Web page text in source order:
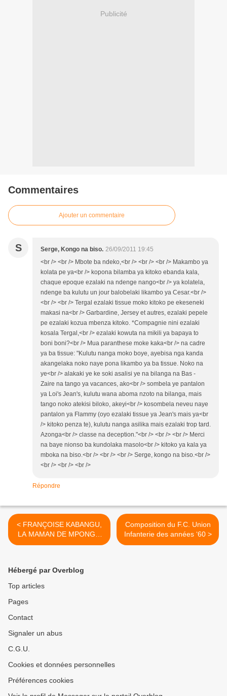
Publicité
Commentaires
Ajouter un commentaire
S Serge, Kongo na biso. 26/09/2011 19:45
<br /> <br /> Mbote ba ndeko,<br /> <br /> <br /> Makambo ya
kolata pe ya<br /> kopona bilamba ya kitoko ebanda kala,
chaque epoque ezalaki na ndenge nango<br /> ya kolatela,
ndenge ba kulutu un jour balobelaki likambo ya Cesar.<br />
<br /> <br /> Tergal ezalaki tissue moko kitoko pe ekeseneki
makasi na<br /> Garbardine, Jersey et autres, ezalaki pepele
pe ezalaki kozua mbenza kitoko. *Compagnie nini ezalaki
kosala Tergal,<br /> ezalaki kowuta na mikili ya bapaya to
boni boni?<br /> Mua paranthese moke kaka<br /> na cadre
ya ba tissue: "Kulutu nanga moko boye, ayebisa nga kanda
akangelaka noko naye pona likambo ya ba tissue. Noko na
ye<br /> alakaki ye ke soki asalisi ye na bilanga na Bas -
Zaire na tango ya vacances, ako<br /> sombela ye pantalon
ya Loi's Jean's, kulutu wana aboma nzoto na bilanga, mais
tango noko atekisi biloko, akeyi<br /> kosombela neveu naye
pantalon ya Flammy (oyo ezalaki tissue ya Jean's mais ya<br
/> kitoko penza te), kulutu nanga asilika mais ezalaki trop tard.
Azonga<br /> classe na deception."<br /> <br /> <br /> Merci
na baye nionso ba kundolaka masolo<br /> kitoko ya kala ya
mboka na biso.<br /> <br /> <br /> Serge, kongo na biso.<br />
<br /> <br /> <br />
Répondre
< FRANÇOISE KABANGU,
LA MAMAN DE MPONGO
LOVE.
Composition du F.C. Union
Infanterie des années ‘60 >
Hébergé par Overblog
Top articles
Pages
Contact
Signaler un abus
C.G.U.
Cookies et données personnelles
Préférences cookies